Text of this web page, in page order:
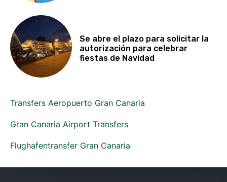
Se abre el plazo para solicitar la
autorización para celebrar
fiestas de Navidad
Transfers Aeropuerto Gran Canaria
Gran Canaria Airport Transfers
Flughafentransfer Gran Canaria